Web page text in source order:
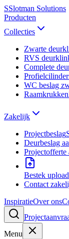
SSlotman Solutions
Producten
Collecties
Zwarte
RVS
Complete
WC beslag
Raamkrukken
Zakelijk
Projectbeslag
Deurbeslag
Projectofferte
Bestek
Contact
InspiratieOver ons
Menu